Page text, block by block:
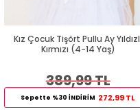
Kız Çocuk Tişört Pullu Ay
Kırmızı (4-14 Yaş)
389,99 TL
Sepette %30 İNDİRİM 272,99 TL